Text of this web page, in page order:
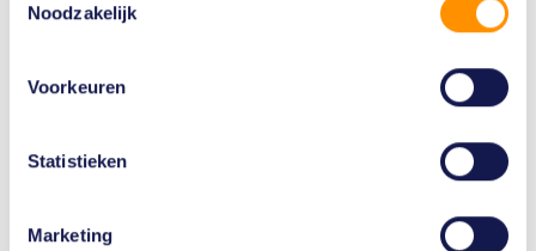
Noodzakelijk
Voorkeuren
Statistieken
Marketing
Volg onze social media